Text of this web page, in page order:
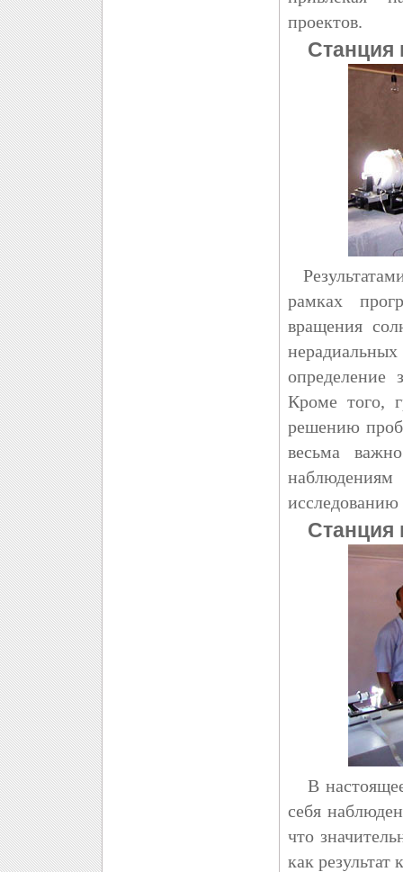
проектов.
Станция
рамках
вращения
определение
Кроме того,
решению
весьма
исследованию
Станция
В
себя
что
как